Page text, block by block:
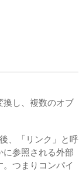
換し、複数のオブ
、「リンク」と呼
参照される外部
つまりコンパイ